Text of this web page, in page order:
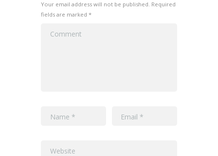
Your email address will not be published. Required
fields are marked *